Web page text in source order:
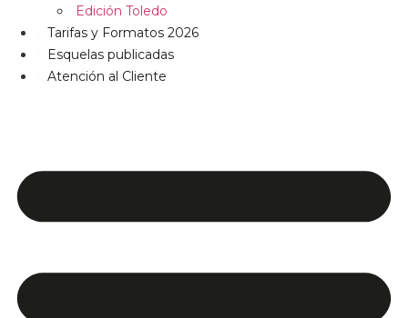
Edición Toledo
Tarifas y Formatos 2026
Esquelas publicadas
Atención al Cliente